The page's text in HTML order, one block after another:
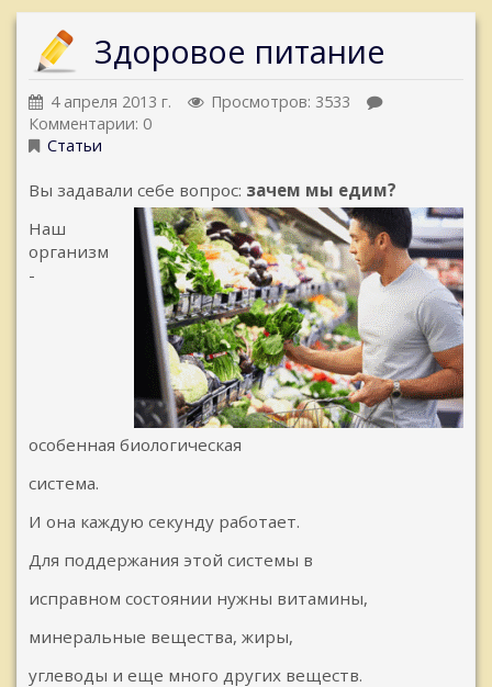
Здоровое питание
4 апреля 2013 г.
Просмотров: 3533
Комментарии: 0
Статьи
Вы задавали себе вопрос: зачем мы едим?
Наш
организм
-
особенная биологическая
система.
И она каждую секунду работает.
Для поддержания этой системы в
исправном состоянии нужны витамины,
минеральные вещества, жиры,
углеводы и еще много других веществ.